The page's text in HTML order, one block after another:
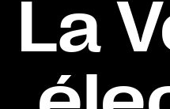
La